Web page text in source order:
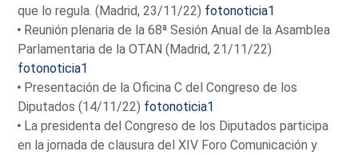
que lo regula. (Madrid, 23/11/22) fotonoticia1
Reunión plenaria de la 68ª Sesión Anual de la Asamblea
Parlamentaria de la OTAN (Madrid, 21/11/22)
fotonoticia1
Presentación de la Oficina C del Congreso de los
Diputados (14/11/22) fotonoticia1
La presidenta del Congreso de los Diputados participa
en la jornada de clausura del XIV Foro Comunicación y